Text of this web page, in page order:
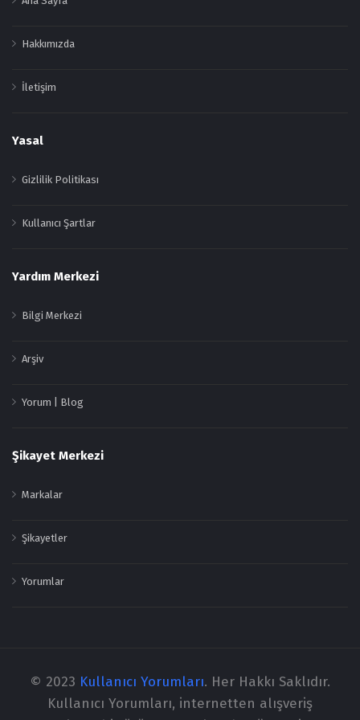
Hakkımızda
İletişim
Yasal
Gizlilik Politikası
Kullanıcı Şartlar
Yardım Merkezi
Bilgi Merkezi
Arşiv
Yorum | Blog
Şikayet Merkezi
Markalar
Şikayetler
Yorumlar
© 2023 Kullanıcı Yorumları. Her Hakkı Saklıdır.
Kullanıcı Yorumları, internetten alışveriş